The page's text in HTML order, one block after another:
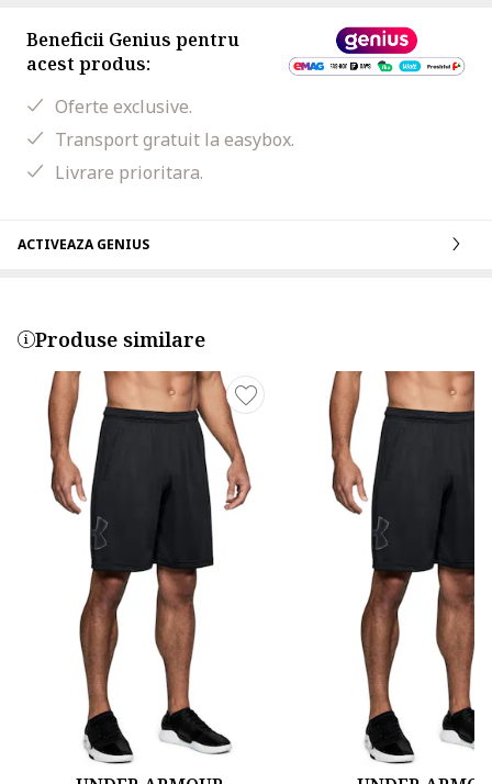
Beneficii Genius pentru
acest produs:
Oferte exclusive.
Transport gratuit la easybox.
Livrare prioritara.
ACTIVEAZA GENIUS
Produse similare